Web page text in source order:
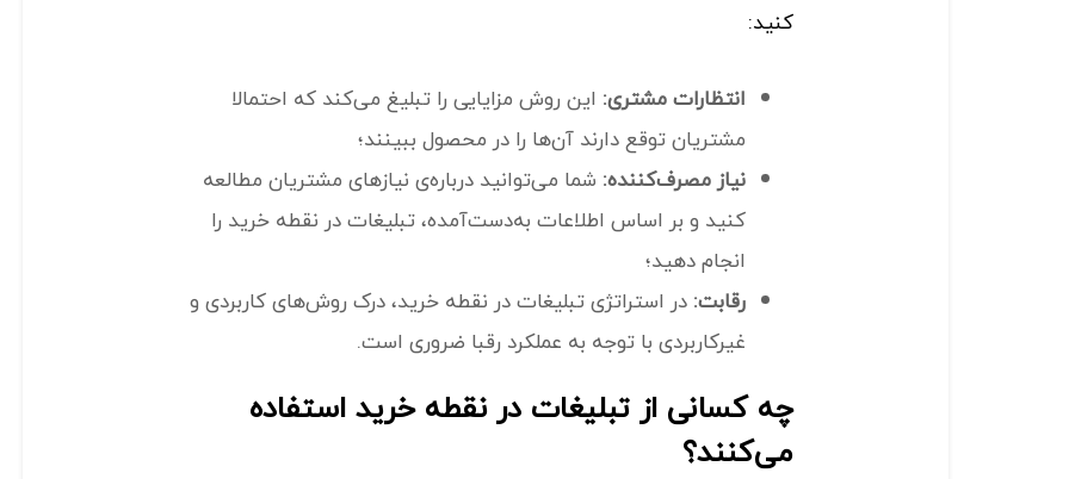
کنید:
انتظارات مشتری: این روش مزایایی را تبلیغ می‌کند که احتمالا
مشتریان توقع دارند آن‌ها را در محصول ببینند؛
نیاز مصرف‌کننده: شما می‌توانید درباره‌ی نیازهای مشتریان مطالعه
کنید و بر اساس اطلاعات به‌دست‌آمده، تبلیغات در نقطه خرید را
انجام دهید؛
رقابت: در استراتژی تبلیغات در نقطه خرید، درک روش‌های کاربردی و
غیرکاربردی با توجه به عملکرد رقبا ضروری است.
چه کسانی از تبلیغات در نقطه خرید استفاده
می‌کنند؟